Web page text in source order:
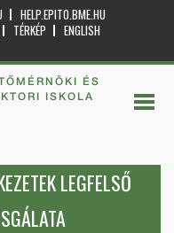
HELP.EPITO.BME.HU
TÉRKÉP
ENGLISH
ÉS
ISKOLA
LEGFELSŐ